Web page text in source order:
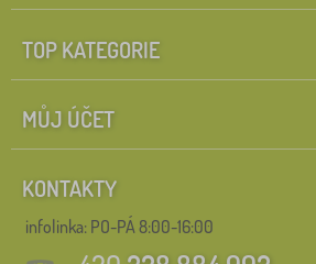
TOP KATEGORIE
MŮJ ÚČET
KONTAKTY
infolinka: PO-PÁ 8:00-16:00